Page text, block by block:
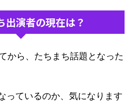
出演者の現在は？
から、たちまち話題となった
っているのか、気になります